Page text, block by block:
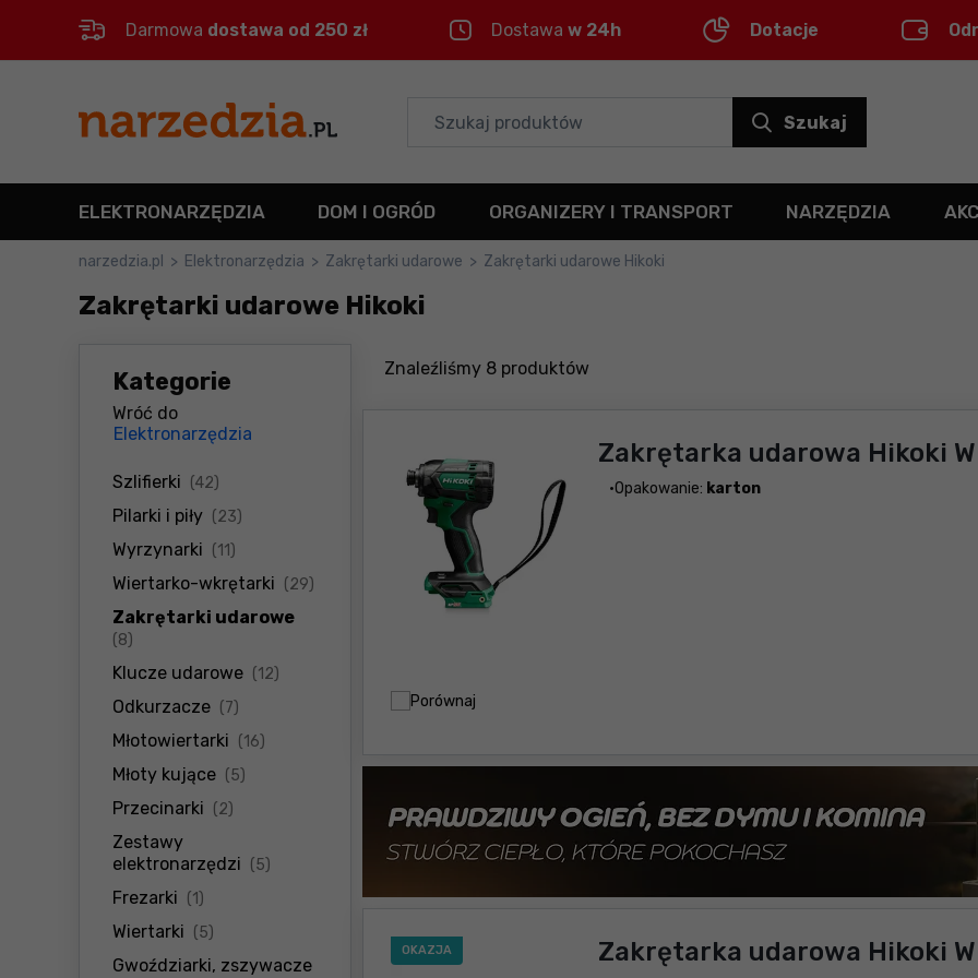
Menu główne
Filtry
Produkty
Stopka
Mapa strony
Darmowa dostawa od 250 zł Dostawa w 24h Dotacje
Szukaj
ELEKTRONARZĘDZIA DOM I OGRÓD ORGANIZERY I TRANSPORT NARZĘDZIA
narzedzia.pl > Elektronarzędzia > Zakrętarki udarowe > Zakrętarki udarowe Hikoki
Zakrętarki udarowe Hikoki
Kategorie
Wróć do
Elektronarzędzia
Szlifierki (42)
Pilarki i piły (23)
Wyrzynarki (11)
Wiertarko-wkrętarki (29)
Zakrętarki udarowe
(8)
Klucze udarowe (12)
Odkurzacze (7)
Młotowiertarki (16)
Młoty kujące (5)
Przecinarki (2)
Zestawy
elektronarzędzi (5)
Frezarki (1)
Wiertarki (5)
Gwoździarki, zszywacze
Znaleźliśmy 8 produktów
Zakrętarka udarowa Hikoki
Opakowanie: karton
Porównaj
OKAZJA Zakrętarka udarowa Hikoki